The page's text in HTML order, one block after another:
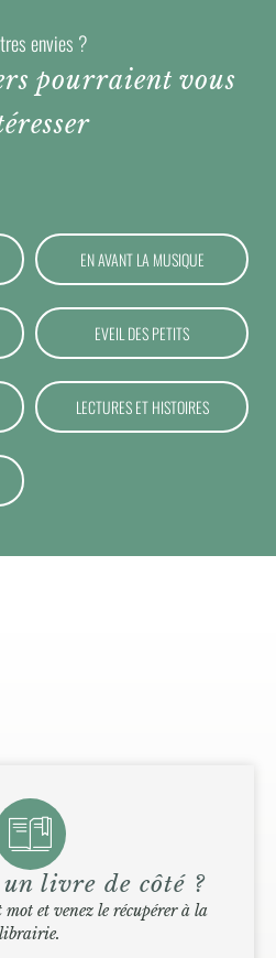
envies ?
pourraient vous
EN AVANT LA MUSIQUE
EVEIL DES PETITS
LECTURES ET HISTOIRES
un livre de côté ?
et venez le récupérer à la
librairie.